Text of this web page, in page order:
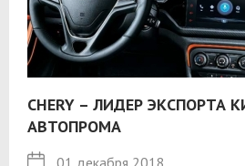
CHERY – ЛИДЕР ЭКСПОРТА
АВТОПРОМА
01 декабря 2018